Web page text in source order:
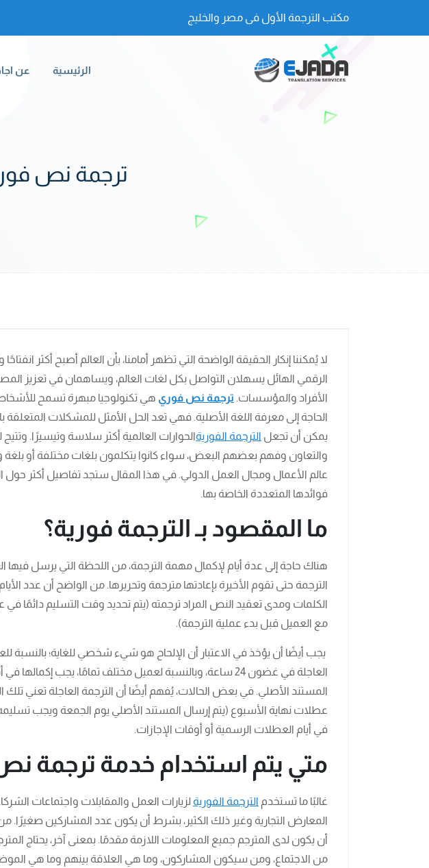
مكتب الترجمة الأول فى مصر والخليج
الرئيسية عن
ترجمة نص
لا يُمكننا إنكار الحقيقة الواضحة التي تظهر أمامنا، بأن العالم أصبح أكثر
الرقمي الهائل يسهلان التواصل بكل لغات العالم، ويساهمان في تعزيز
الأفراد والمؤسسات. ترجمة نص فوري هي تكنولوجيا مبهرة تسمح
الحاجة إلى معرفة اللغة الأصلية. فهي تعد الحل الأمثل للمشكلات المتعلقة
يمكن أن تجعل الترجمة الفوريةالحوارات العالمية أكثر سلاسة وتيسيرًا.
والتعاون وفهم بعضهم البعض، سواء كانوا يتكلمون بلغات مختلفة أو
عالم الأعمال ومجال العمل الدولي. في هذا المقال ستجد تفاصيل أكثر حول
فوائدها المتعددة الخاصة بها.
ما المقصود بـ الترجمة فورية؟
هناك حاجة إلى عدة أيام لإكمال مهمة الترجمة، من اللحظة التي يرسل فيها
الترجمة حتى تقوم الأخيرة بإعادتها مترجمة وتحريرها. من الواضح أن عدد
الكلمات ومدى تعقيد النص المراد ترجمته (يتم تحديد وقت التسليم دائمًا في
مع العميل قبل بدء عملية الترجمة).
يجب أيضًا أن يؤخذ في الاعتبار أن الإلحاح هو شيء شخصي للغاية؛ بالنسبة
العاجلة في غضون 24 ساعة، وبالنسبة لعميل مختلف تمامًا، يجب
المستند الأصلي. في بعض الحالات، يُفهم أيضًا أن الترجمة العاجلة تعني تلك
عطلات نهاية الأسبوع (يتم إرسال المستند الأصلي يوم الجمعة ويجب تسليمه
في أيام العطلات الرسمية أو أوقات الإجازات.
متي يتم استخدام خدمة ترجمة
غالبًا ما تستخدم الترجمة الفورية لزيارات العمل والمقابلات واجتماعات
المعارض التجارية وغير ذلك الكثير، بشرط أن يكون عدد المشاركين صغيرًا.
أن يكون لدى المترجم جميع المعلومات اللازمة مقدمًا. بمعنى آخر، يحتاج
من الاجتماع، ومن سيكون المشاركون، وما هي العلاقة بينهم وما هي